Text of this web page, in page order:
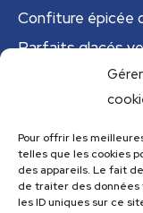
Pour offrir les
telles que les cookies
des appareils. Le fait
de traiter des données
les ID uniques sur ce
Confiture épicée
Parfaits glacés
Tajine tunisien à
Cannelloni de
Menu
Menu